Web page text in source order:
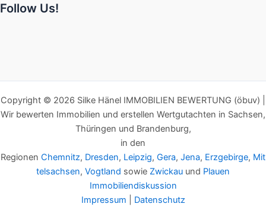
Follow Us!
Copyright © 2026 Silke Hänel IMMOBILIEN BEWERTUNG (öbuv) |
Wir bewerten Immobilien und erstellen Wertgutachten in Sachsen,
Thüringen und Brandenburg,
in den
Regionen Chemnitz, Dresden, Leipzig, Gera, Jena, Erzgebirge, Mit
telsachsen, Vogtland sowie Zwickau und Plauen
Immobiliendiskussion
Impressum
Datenschutz